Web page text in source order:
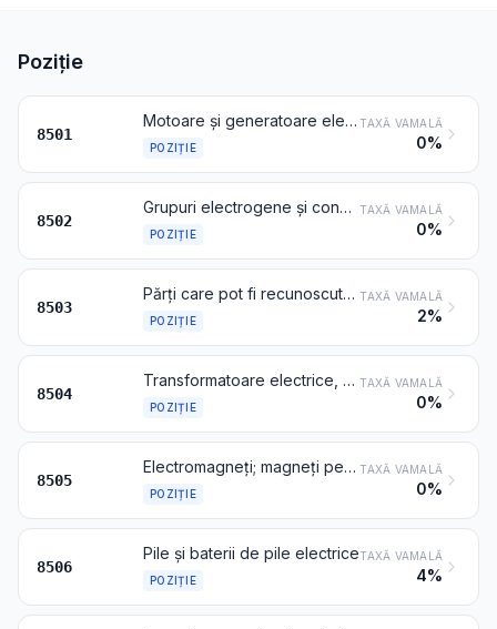
Poziție
8501
Motoare și generatoare electrice, cu excepția grupurilor electrogene
POZIȚIE
TAXĂ VAMALĂ
0%
8502
Grupuri electrogene și convertizoare rotative electrice
POZIȚIE
TAXĂ VAMALĂ
0%
8503
Părți care pot fi recunoscute ca fiind destinate exclusiv sau în principal mașinilor de la pozițiile 8501 sau 8502
POZIȚIE
TAXĂ VAMALĂ
2%
8504
Transformatoare electrice, convertizoare statice (de exemplu redresoare), bobine de reactanță și de inductanță
POZIȚIE
TAXĂ VAMALĂ
0%
8505
Electromagneți; magneți permanenți și articole destinate să devină magneți permanenți după magnetizare; platouri, mandrine și dispozitive magnetice sau electromagnetice similare pentru fixare; cuplaje, ambreiaje, schimbătoare de viteză și frâne electromagnetice; capete de ridicare electromagnetice
POZIȚIE
TAXĂ VAMALĂ
0%
8506
Pile și baterii de pile electrice
POZIȚIE
TAXĂ VAMALĂ
4%